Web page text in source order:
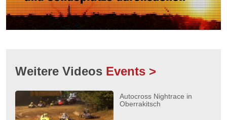
Weitere Videos Events >
Autocross Nightrace in
Oberrakitsch